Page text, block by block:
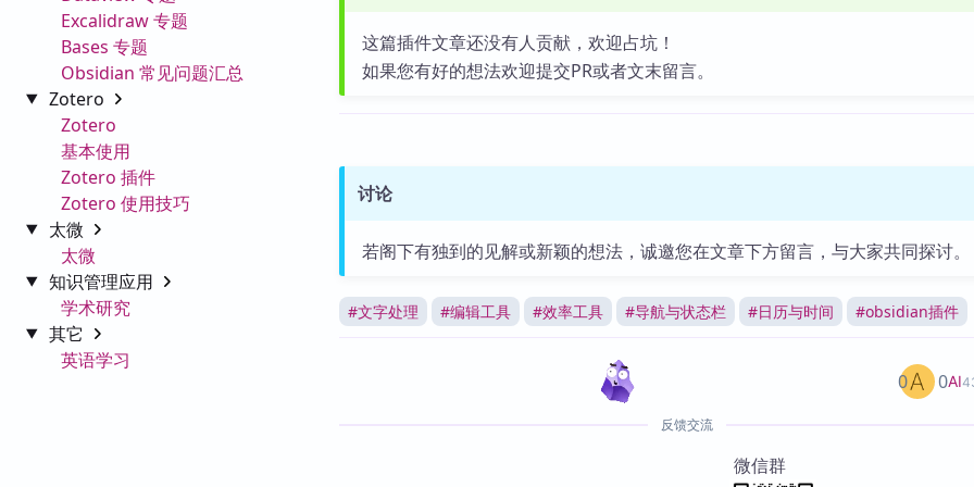
Excalidraw 专题
Bases 专题
Obsidian 常见问题汇总
Zotero
Zotero
基本使用
Zotero 插件
Zotero 使用技巧
太微
太微
知识管理应用
学术研究
其它
英语学习
这篇插件文章还没有人贡献，欢迎占坑！
如果您有好的想法欢迎提交PR或者文末留言。
讨论
若阁下有独到的见解或新颖的想法，诚邀您在文章下方留言，与大家共同探讨。
#文字处理 #编辑工具 #效率工具 #导航与状态栏 #日历与时间 #obsidian插件
AI
0 0
反馈交流
微信群